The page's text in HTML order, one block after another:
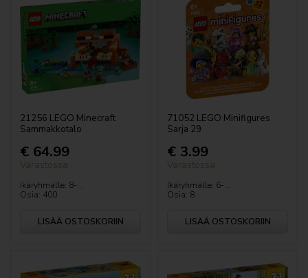
21256 LEGO Minecraft
Sammakkotalo
€ 64.99
Varastossa
Ikäryhmälle: 8-...
Osia: 400
LISÄÄ OSTOSKORIIN
71052 LEGO Minifigures
Sarja 29
€ 3.99
Varastossa
Ikäryhmälle: 6-...
Osia: 8
LISÄÄ OSTOSKORIIN